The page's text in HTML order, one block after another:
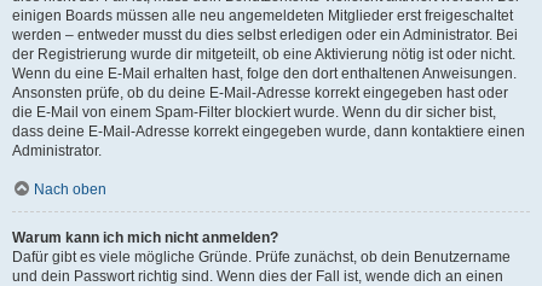
einigen Boards müssen alle neu angemeldeten Mitglieder erst freigeschaltet
werden – entweder musst du dies selbst erledigen oder ein Administrator. Bei
der Registrierung wurde dir mitgeteilt, ob eine Aktivierung nötig ist oder nicht.
Wenn du eine E-Mail erhalten hast, folge den dort enthaltenen Anweisungen.
Ansonsten prüfe, ob du deine E-Mail-Adresse korrekt eingegeben hast oder
die E-Mail von einem Spam-Filter blockiert wurde. Wenn du dir sicher bist,
dass deine E-Mail-Adresse korrekt eingegeben wurde, dann kontaktiere einen
Administrator.
Nach oben
Warum kann ich mich nicht anmelden?
Dafür gibt es viele mögliche Gründe. Prüfe zunächst, ob dein Benutzername
und dein Passwort richtig sind. Wenn dies der Fall ist, wende dich an einen